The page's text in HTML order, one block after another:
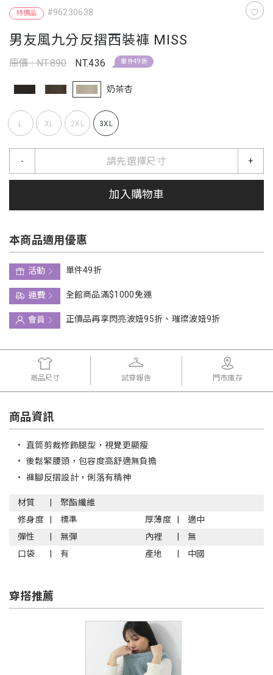
特價品 #96230638
男友風九分反摺西裝褲 MISS
原價 : NT.890 NT.436 單件49折
奶茶杏
L XL 2XL 3XL
請先選擇尺寸
- +
加入購物車
本商品適用優惠
活動
單件49折
運費
全館商品滿$1000免運
會員
正價品再享閃亮波妞95折、璀璨波妞9折
商品尺寸 試穿報告 門市庫存
商品資訊
• 直筒剪裁修飾腿型，視覺更顯瘦
• 後鬆緊腰頭，包容度高舒適無負擔
• 褲腳反摺設計，俐落有精神
材質
聚酯纖維
修身度
標準 厚薄度
適中
彈性
無彈 內裡
無
口袋
有 產地 中國
穿搭推薦